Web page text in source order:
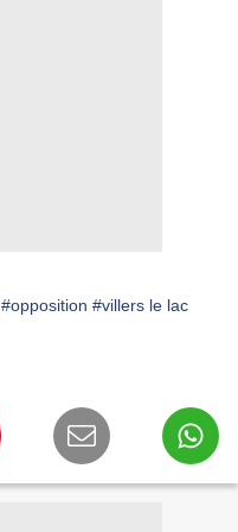
#opposition #villers le lac